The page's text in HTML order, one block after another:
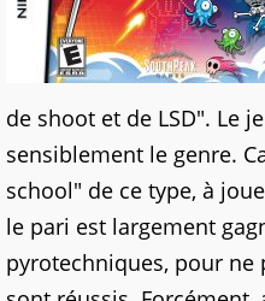
de shoot et de LSD". Le
sensiblement le genre.
school" de ce type, à
le pari est largement
pyrotechniques, pour ne